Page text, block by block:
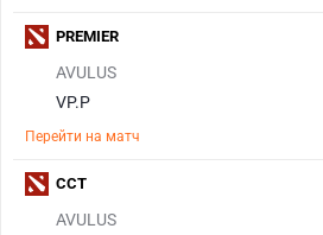
AVULUS
VP.P
Перейти на матч
PREMIER
AVULUS
CCT